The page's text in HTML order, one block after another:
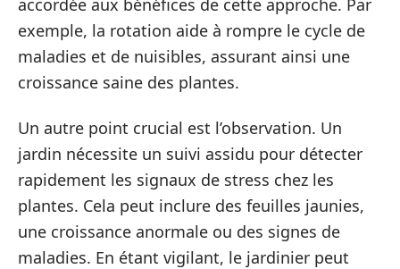
exemple, la rotation aide à rompre le cycle de
maladies et de nuisibles, assurant ainsi une
croissance saine des plantes.
Un autre point crucial est l’observation. Un
jardin nécessite un suivi assidu pour détecter
rapidement les signaux de stress chez les
plantes. Cela peut inclure des feuilles jaunies,
une croissance anormale ou des signes de
maladies. En étant vigilant, le jardinier peut